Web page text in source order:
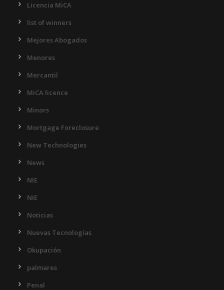
Licencia MiCA
list of winners
Mejores Abogados
Menores
Mercantil
MiCA licence
Minors
Mortgage Foreclosure
New Technologies
News
NIE
NIE
Noticias
Nuevas Tecnologías
Okupación
palmares
Penal